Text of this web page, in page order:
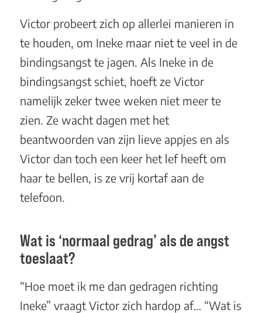
Victor probeert zich op allerlei manieren in
te houden, om Ineke maar niet te veel in de
bindingsangst te jagen. Als Ineke in de
bindingsangst schiet, hoeft ze Victor
namelijk zeker twee weken niet meer te
zien. Ze wacht dagen met het
beantwoorden van zijn lieve appjes en als
Victor dan toch een keer het lef heeft om
haar te bellen, is ze vrij kortaf aan de
telefoon.
Wat is ‘normaal gedrag’ als de angst
toeslaat?
“Hoe moet ik me dan gedragen richting
Ineke” vraagt Victor zich hardop af… “Wat is